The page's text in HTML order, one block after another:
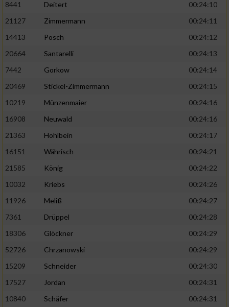
8441 Deitert
00:24:10
21127
Zimmermann
00:24:11
14413
Posch
00:24:12
20664
Santarelli
00:24:13
7442
Gorkow
00:24:14
20469
Stickel-Zimmermann
00:24:15
10219
Münzenmaier
00:24:16
16908
Neuwald
00:24:16
21363
Hohlbein
00:24:17
16151
Währisch
00:24:21
21585
König
00:24:22
10032
Kriebs
00:24:26
11926
Meliß
00:24:27
7361
Drüppel
00:24:28
18306
Glöckner
00:24:29
52726
Chrzanowski
00:24:29
15209
Schneider
00:24:30
17527
Jordan
00:24:31
10840
Schäfer
00:24:31